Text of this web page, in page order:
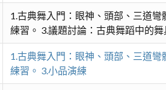
1.古典舞入門：眼神、頭部、三道
練習。 3.議題討論：古典舞蹈中的
1.古典舞入門：眼神、頭部、三道
練習。 3.小品演練